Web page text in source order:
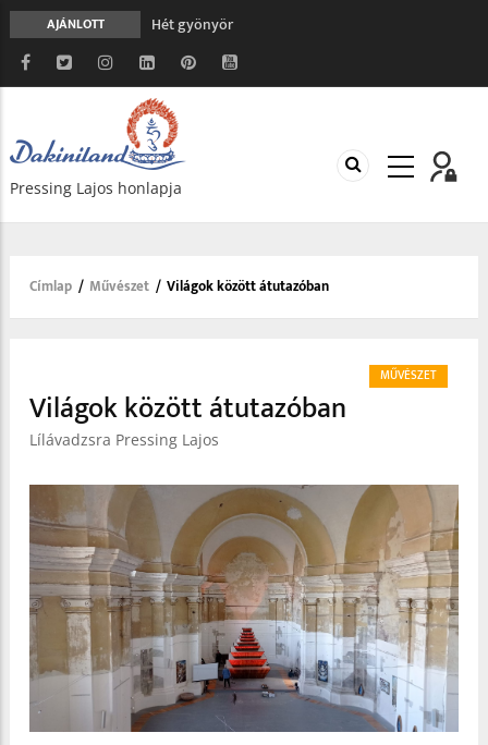
AJÁNLOTT
A gondolatok átalakításának nyolc versszaka
Meghalni teljesen biztonságos
Minden más, mint aminek látszik
Vég nélküli leborulás
Pressing Lajos honlapja
Morzsa
Címlap / Művészet / Világok között átutazóban
MŰVÉSZET
Világok között átutazóban
Lílávadzsra Pressing Lajos